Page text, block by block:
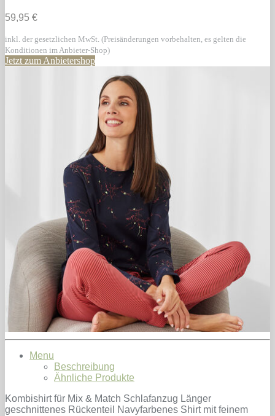
59,95 €
inkl. der gesetzlichen MwSt. (Preisänderungen vorbehalten, es gelten die
Konditionen im Anbieter-Shop)
Jetzt zum Anbietershop
Menu
Beschreibung
Ähnliche Produkte
Kombishirt für Mix & Match Schlafanzug Länger
geschnittenes Rückenteil Navyfarbenes Shirt mit feinem